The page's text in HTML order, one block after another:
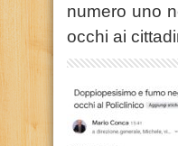
numero uno
occhi ai